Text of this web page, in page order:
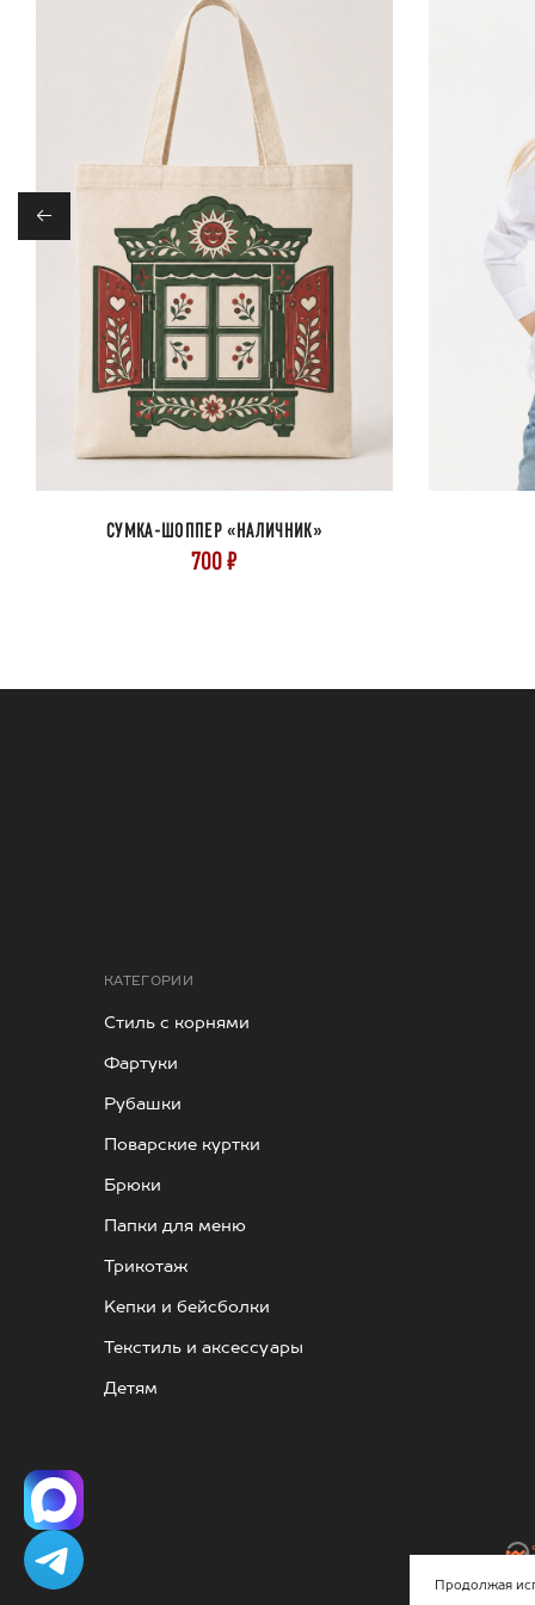
←
СУМКА-ШОППЕР «НАЛИЧНИК»
700 ₽
КАТЕГОРИИ
Стиль с корнями
Фартуки
Рубашки
Поварские куртки
Брюки
Папки для меню
Трикотаж
Kепки и бейсболки
Текстиль и аксессуары
Детям
Продолжая